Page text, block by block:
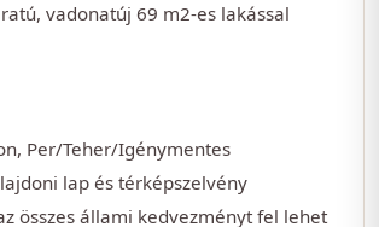
vadonatúj 69 m2-es lakással
Per/Teher/Igénymentes
lap és térképszelvény
összes állami kedvezményt fel lehet